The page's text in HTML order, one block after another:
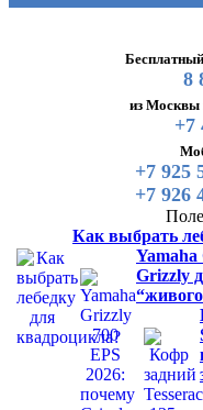
8
из Москвы
+7
+7 925
+7 926
Как выбрать
Yamaha
Grizzly